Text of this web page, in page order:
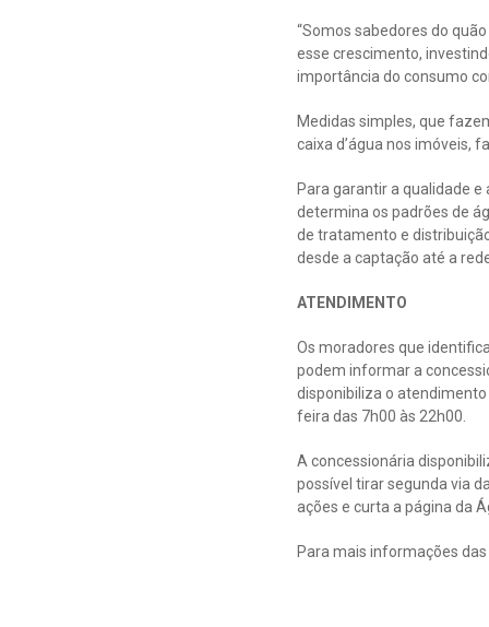
“Somos sabedores do
esse crescimento,
importância do consumo
Medidas simples, que
caixa d’água nos imóveis,
Para garantir a qualidade
determina os padrões de
de tratamento e
desde a captação até a
ATENDIMENTO
Os moradores que
podem informar a
disponibiliza o
feira das 7h00 às 22h00.
A concessionária
possível tirar segunda via
ações e curta a página da
Para mais informações